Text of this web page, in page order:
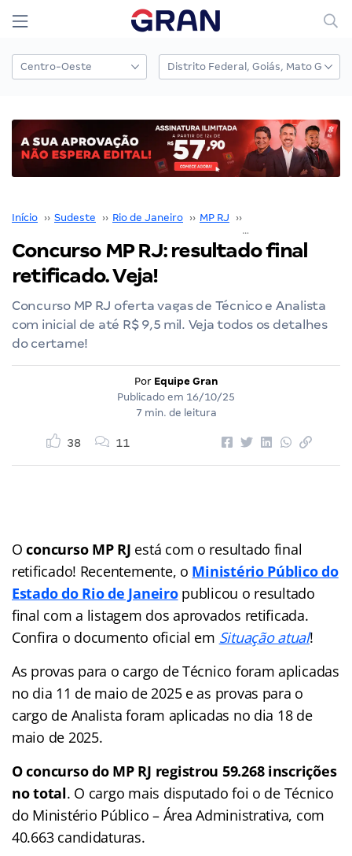
Início ›› Sudeste ›› Rio de Janeiro ›› MP RJ ››
Concurso MP RJ: resultado final
retificado. Veja!
Concurso MP RJ oferta vagas de Técnico e Analista
com inicial de até R$ 9,5 mil. Veja todos os detalhes
do certame!
Por Equipe Gran
Publicado em 16/10/25
7 min. de leitura
38 11
Oconcurso MP RJ está com o resultado final
retificado! Recentemente, o Ministério Público do
Estado do Rio de Janeiropublicou o resultado
final com a listagem dos aprovados retificada.
Confira o documento oficial em Situação atual!
As provas para o cargo de Técnico foram aplicadas
no dia 11 de maio de 2025 e as provas para o
cargo de Analista foram aplicadas no dia 18 de
maio de 2025.
O concurso do MP RJ registrou 59.268 inscrições
no total. O cargo mais disputado foi o de Técnico
do Ministério Público – Área Administrativa, com
40.663 candidaturas.